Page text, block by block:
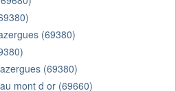
(69380)
(69380)
mont d or (69660)